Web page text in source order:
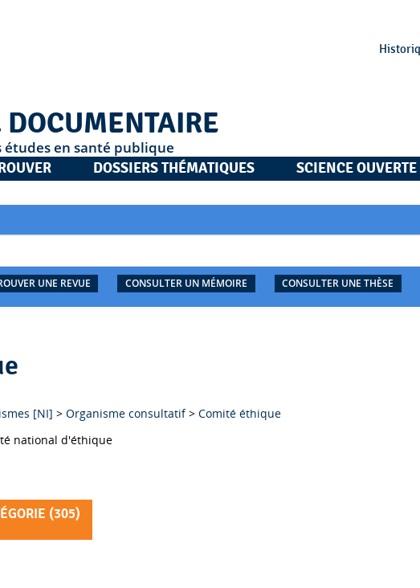
DOCUMENTAIRE
études en santé publique
DOSSIERS THÉMATIQUES SCIENCE OUVERTE
UNE REVUE CONSULTER UN MÉMOIRE CONSULTER UNE THÈSE
[NI] > Organisme consultatif> Comité éthique
d'éthique ;Comité d'éthique Comité national d'éthique
(305)